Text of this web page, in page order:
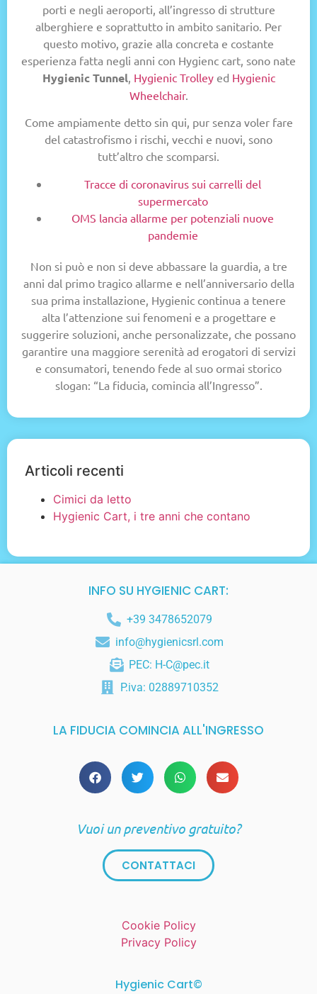
porti e negli aeroporti, all’ingresso di strutture
alberghiere e soprattutto in ambito sanitario. Per
questo motivo, grazie alla concreta e costante
esperienza fatta negli anni con Hygienc cart, sono nate
Hygienic Tunnel Hygienic Trolleyed Hygienic
Wheelchair.
Come ampiamente detto sin qui, pur senza voler fare
del catastrofismo i rischi, vecchi e nuovi, sono
tutt’altro che scomparsi.
Tracce di coronavirus sui carrelli del
supermercato
OMS lancia allarme per potenziali nuove
pandemie
Non si può e non si deve abbassare la guardia, a tre
anni dal primo tragico allarme e nell’anniversario della
sua prima installazione, Hygienic continua a tenere
alta l’attenzione sui fenomeni e a progettare e
suggerire soluzioni, anche personalizzate, che possano
garantire una maggiore serenità ad erogatori di servizi
e consumatori, tenendo fede al suo ormai storico
slogan: “La fiducia, comincia all’Ingresso”.
Articoli recenti
Cimici da letto
Hygienic Cart, i tre anni che contano
INFO SU HYGIENIC CART:
+39 3478652079
info@hygienicsrl.com
PEC: H-C@pec.it
P.iva: 02889710352
LA FIDUCIA COMINCIA ALL'INGRESSO
Vuoi un preventivo gratuito?
CONTATTACI
Cookie Policy
Privacy Policy
Hygienic Cart©